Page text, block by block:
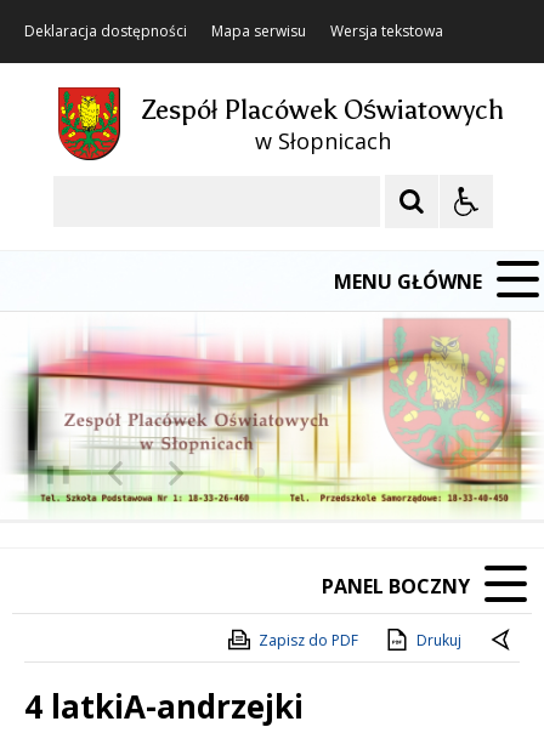
Deklaracja dostępności Mapa serwisu Wersja tekstowa
Zespół Placówek Oświatowych
w Słopnicach
MENU GŁÓWNE
Poprzedni Element
Następny Element
❚❚
PANEL BOCZNY
Zapisz do PDF Drukuj
4 latkiA-andrzejki